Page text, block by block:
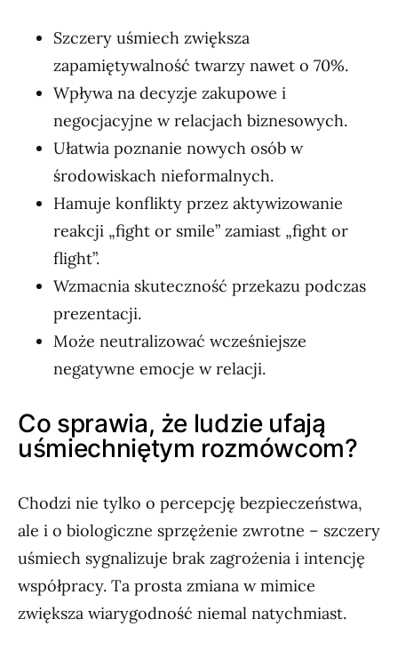
Szczery uśmiech zwiększa
zapamiętywalność twarzy nawet o 70%.
Wpływa na decyzje zakupowe i
negocjacyjne w relacjach biznesowych.
Ułatwia poznanie nowych osób w
środowiskach nieformalnych.
Hamuje konflikty przez aktywizowanie
reakcji „fight or smile” zamiast „fight or
flight”.
Wzmacnia skuteczność przekazu podczas
prezentacji.
Może neutralizować wcześniejsze
negatywne emocje w relacji.
Co sprawia, że ludzie ufają
uśmiechniętym rozmówcom?
Chodzi nie tylko o percepcję bezpieczeństwa,
ale i o biologiczne sprzężenie zwrotne – szczery
uśmiech sygnalizuje brak zagrożenia i intencję
współpracy. Ta prosta zmiana w mimice
zwiększa wiarygodność niemal natychmiast.